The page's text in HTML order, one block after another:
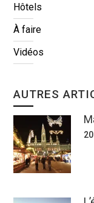
Hôtels
À faire
Vidéos
AUTRES